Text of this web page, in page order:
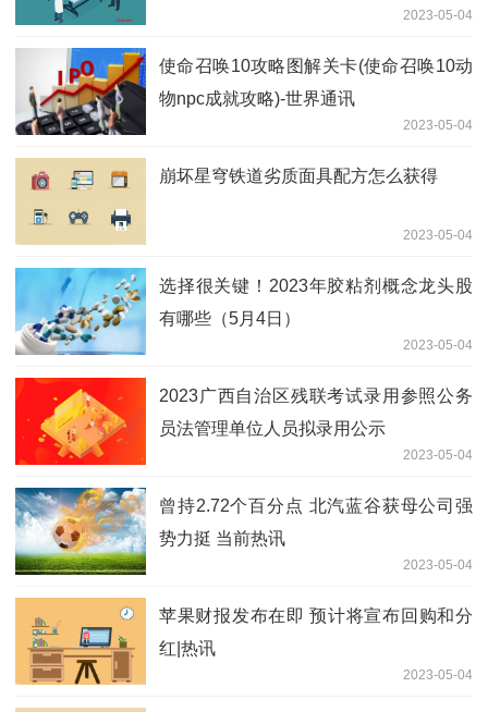
2023-05-04
使命召唤10攻略图解关卡(使命召唤10动
物npc成就攻略)-世界通讯
2023-05-04
崩坏星穹铁道劣质面具配方怎么获得
2023-05-04
选择很关键！2023年胶粘剂概念龙头股
有哪些（5月4日）
2023-05-04
2023广西自治区残联考试录用参照公务
员法管理单位人员拟录用公示
2023-05-04
曾持2.72个百分点 北汽蓝谷获母公司强
势力挺 当前热讯
2023-05-04
苹果财报发布在即 预计将宣布回购和分
红|热讯
2023-05-04